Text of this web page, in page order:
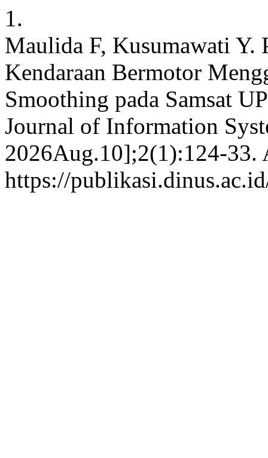
1.
Maulida F, Kusumawati Y.
Kendaraan Bermotor
Smoothing pada Samsat
Journal of Information
2026Aug.10];2(1):124-33.
https://